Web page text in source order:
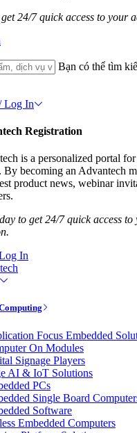
24/7 quick access to your
Bạn có thể tìm
Log In
Registration
is a personalized portal
By becoming an Advantech
product news, webinar
to get 24/7 quick access
In
Focus Embedded
On Modules
Signage Players
AI & IoT Solutions
PCs
Single Board
Software
Embedded Computers